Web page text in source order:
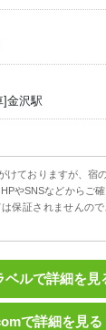
]金沢駅
けておりますが、宿
やSNSなどからご
保証されませんの
ベルで詳細を見
で詳細を見る